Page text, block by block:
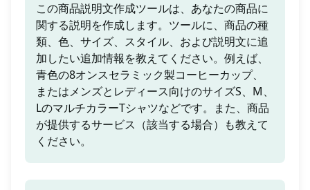
この商品説明文作成ツールは、あなたの商品に
関する説明を作成します。ツールに、商品の種
類、色、サイズ、スタイル、および説明文に追
加したい追加情報を教えてください。例えば、
青色の8オンスセラミック製コーヒーカップ、
またはメンズとレディース向けのサイズS、M、
LのマルチカラーTシャツなどです。また、商品
が提供するサービス（該当する場合）も教えて
ください。